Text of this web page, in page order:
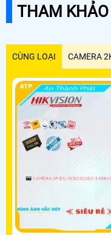
THAM KHẢO
CÙNG LOẠI CAMERA